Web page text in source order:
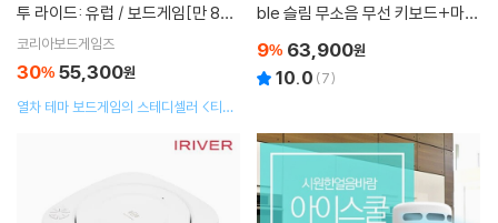
투 라이드: 유럽 / 보드게임[만 8세
이상,2인~5인]
코리아보드게임즈
30% 55,300원
열차 테마 보드게임의 스테디셀러 <티켓
ble 슬림 무소음 무선 키보드+마우
9% 63,900원
10.0 (7)